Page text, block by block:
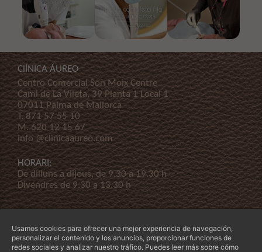
ClÍNICA ÁUREO
Centro Comercial Son Moix Centre
Cami de La Vileta, 39 Planta 1 Local 1
07011 Palma de Mallorca
T.871 57 55 10
M.620 12 15 67
info @clinicaaureo.com
HORARI:
De dilluns a dijous, de 9.30 a 19.30 h
Divendres de 9.30 a 13.30 h
Usamos cookies para ofrecer una mejor experiencia de navegación,
personalizar el contenido y los anuncios, proporcionar funciones de
redes sociales y analizar nuestro tráfico. Puedes leer más sobre cómo